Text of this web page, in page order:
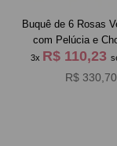
Buquê de 6 Rosas
com Pelúcia e
3x R$ 110,23
R$ 330,70